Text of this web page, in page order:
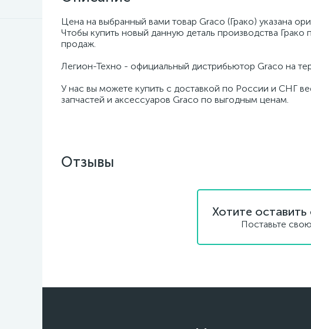
Цена на выбранный вами товар Graco (Грако) указана
Чтобы купить новый данную деталь производства
продаж.
Легион-Техно - официальный дистрибьютор Graco на
У нас вы можете купить с доставкой по России и СНГ
запчастей и аксессуаров Graco по выгодным ценам.
Отзывы
Хотите оставить
Поставьте